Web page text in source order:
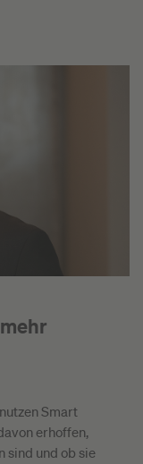
Smart
erhoffen,
sind und ob sie